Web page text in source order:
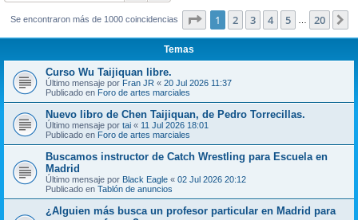
Se encontraron más de 1000 coincidencias Página de 20
1 2 3 4 5 20
Temas
Curso Wu Taijiquan libre.
Último mensaje por Fran JR « 20 Jul 2026 11:37
Publicado en Foro de artes marciales
Nuevo libro de Chen Taijiquan, de Pedro Torrecillas.
Último mensaje por tai « 11 Jul 2026 18:01
Publicado en Foro de artes marciales
Buscamos instructor de Catch Wrestling para Escuela en
Madrid
Último mensaje por Black Eagle « 02 Jul 2026 20:12
Publicado en Tablón de anuncios
¿Alguien más busca un profesor particular en Madrid para